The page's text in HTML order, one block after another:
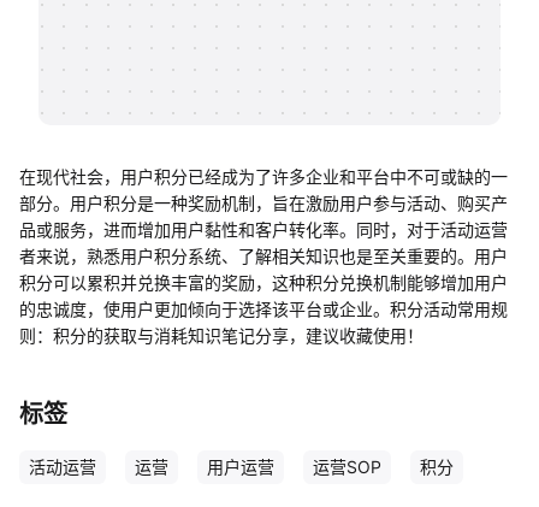
在现代社会，用户积分已经成为了许多企业和平台中不可或缺的一
部分。用户积分是一种奖励机制，旨在激励用户参与活动、购买产
品或服务，进而增加用户黏性和客户转化率。同时，对于活动运营
者来说，熟悉用户积分系统、了解相关知识也是至关重要的。用户
积分可以累积并兑换丰富的奖励，这种积分兑换机制能够增加用户
的忠诚度，使用户更加倾向于选择该平台或企业。积分活动常用规
则：积分的获取与消耗知识笔记分享，建议收藏使用！
标签
活动运营 运营 用户运营 运营SOP 积分